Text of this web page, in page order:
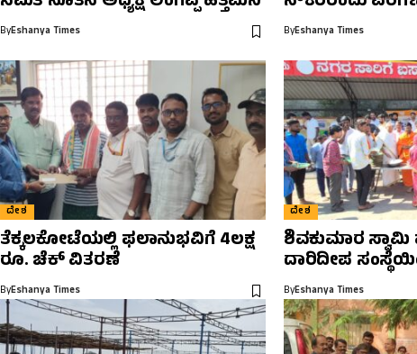
ByEshanya Times ByEshanya Times
ದೇಶ
ತೆಕ್ಕಲಕೋಟೆಯಲ್ಲಿ ಫಲಾನುಭವಿಗೆ 4ಲಕ್ಷ
ರೂ. ಚೆಕ್ ವಿತರಣೆ
ByEshanya Times
ದೇಶ
ಶಿವಕುಮಾರ ಸ್ವಾಮಿ
ದಾರಿದೀಪ
ByEshanya Times